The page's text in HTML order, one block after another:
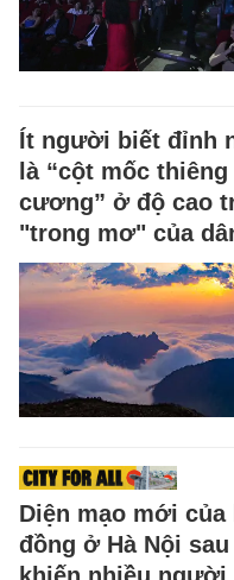
Ít người biết đỉnh
là “cột mốc
cương” ở độ cao
"trong mơ" của
Diện mạo mới của
đồng ở Hà Nội